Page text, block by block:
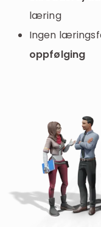
læring
Ingen
oppfølging